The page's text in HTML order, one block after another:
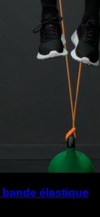
élastique